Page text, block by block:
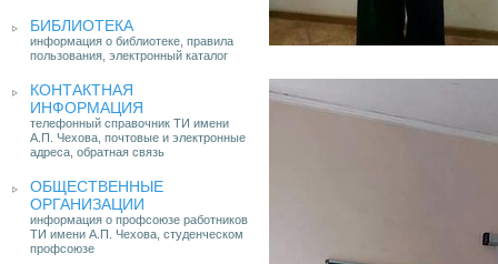
БИБЛИОТЕКА
информация о библиотеке, правила
пользования, электронный каталог
КОНТАКТНАЯ
ИНФОРМАЦИЯ
телефонный справочник ТИ имени
А.П. Чехова, почтовые и электронные
адреса, обратная связь
ОБЩЕСТВЕННЫЕ
ОРГАНИЗАЦИИ
информация о профсоюзе работников
ТИ имени А.П. Чехова, студенческом
профсоюзе